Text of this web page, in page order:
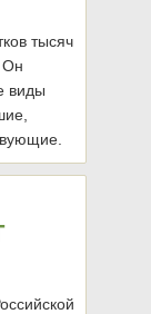
тысяч
Он
виды